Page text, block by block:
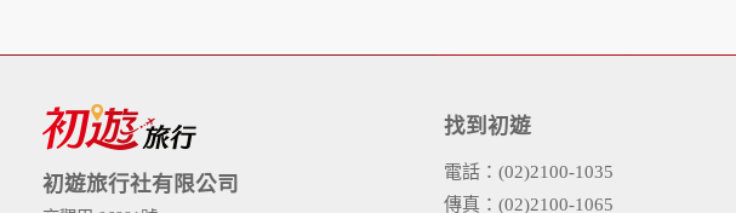
初遊旅行社有限公司
找到初遊
電話：(02)2100-1035
傳真：(02)2100-1065